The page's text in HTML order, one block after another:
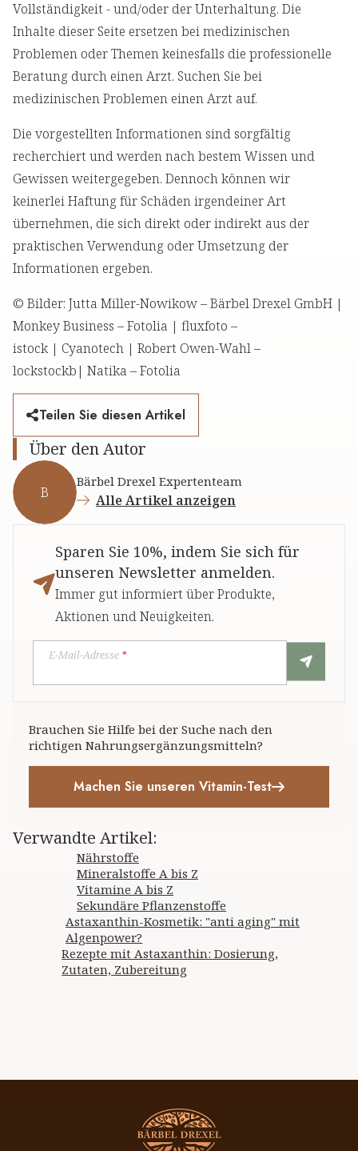
Vollständigkeit - und/oder der Unterhaltung. Die
Inhalte dieser Seite ersetzen bei medizinischen
Problemen oder Themen keinesfalls die professionelle
Beratung durch einen Arzt. Suchen Sie bei
medizinischen Problemen einen Arzt auf.
Die vorgestellten Informationen sind sorgfältig
recherchiert und werden nach bestem Wissen und
Gewissen weitergegeben. Dennoch können wir
keinerlei Haftung für Schäden irgendeiner Art
übernehmen, die sich direkt oder indirekt aus der
praktischen Verwendung oder Umsetzung der
Informationen ergeben.
© Bilder: Jutta Miller-Nowikow – Bärbel Drexel GmbH |
Monkey Business – Fotolia | fluxfoto –
istock | Cyanotech | Robert Owen-Wahl –
lockstockb| Natika – Fotolia
Teilen Sie diesen Artikel
Über den Autor
B
Bärbel Drexel Expertenteam
Alle Artikel anzeigen
Sparen Sie 10%, indem Sie sich für
unseren Newsletter anmelden.
Immer gut informiert über Produkte,
Aktionen und Neuigkeiten.
E-Mail-Adresse *
Brauchen Sie Hilfe bei der Suche nach den
richtigen Nahrungsergänzungsmitteln?
Machen Sie unseren Vitamin-Test
Verwandte Artikel:
Nährstoffe
Mineralstoffe A bis Z
Vitamine A bis Z
Sekundäre Pflanzenstoffe
Astaxanthin-Kosmetik: "anti aging" mit
Algenpower?
Rezepte mit Astaxanthin: Dosierung,
Zutaten, Zubereitung